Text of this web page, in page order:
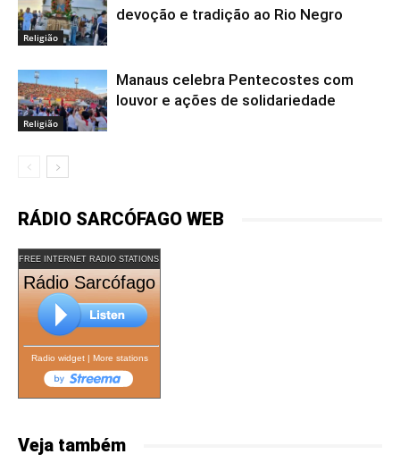
Religião
devoção e tradição ao Rio Negro
Religião
Manaus celebra Pentecostes com
louvor e ações de solidariedade
RÁDIO SARCÓFAGO WEB
FREE INTERNET RADIO STATIONS
Rádio Sarcófago
Radio widget| More stations
Veja também